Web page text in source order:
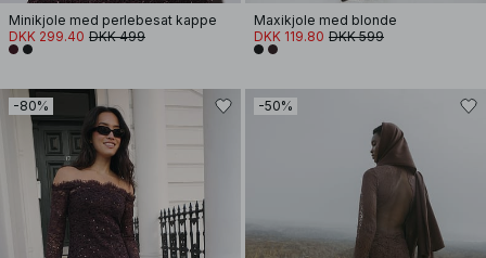
Minikjole med perlebesat kappe
DKK 299.40 DKK 499
Maxikjole med blonde
DKK 119.80 DKK 599
-80% -50%